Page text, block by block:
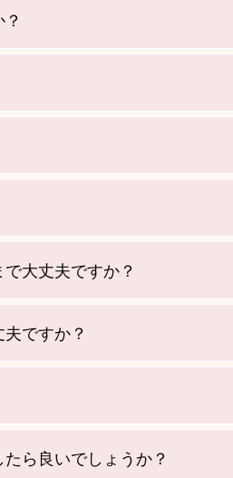
大丈夫ですか？
ですか？
ら良いでしょうか？